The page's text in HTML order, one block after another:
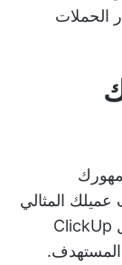
الحملات
المثالي
حقول ClickUp